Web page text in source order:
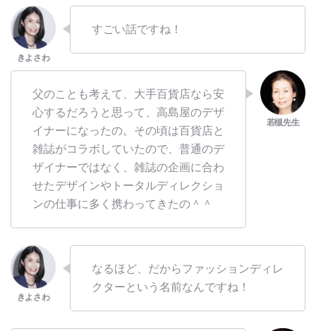
すごい話ですね！
父のことも考えて、大手百貨店なら安
心するだろうと思って、高島屋のデザ
イナーになったの。その頃は百貨店と
雑誌がコラボしていたので、普通のデ
ザイナーではなく、雑誌の企画に合わ
せたデザインやトータルディレクショ
ンの仕事に多く携わってきたの＾＾
なるほど、だからファッションディレ
クターという名前なんですね！